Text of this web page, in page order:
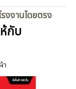
งงานโดยตรง
กับ
า